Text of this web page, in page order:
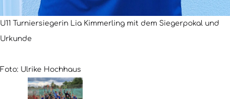
U11 Turniersiegerin Lia Kimmerling mit dem Siegerpokal und
Urkunde
Foto: Ulrike Hochhaus